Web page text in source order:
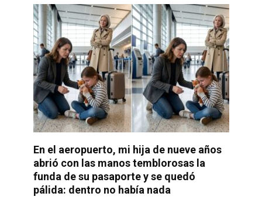
En el aeropuerto, mi hija de nueve años
abrió con las manos temblorosas la
funda de su pasaporte y se quedó
pálida: dentro no había nada